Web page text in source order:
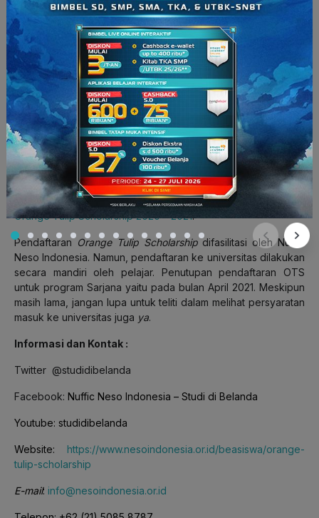
universitas]-[nama Anda] . Contoh: OTS 2021-2022
Application – University of Amsterdam – Maulana
Taufik
Peserta harus memastikan adanya
e-mailkonfirmasi (1 – 2
minggu) dari Nuffic Neso Indonesia yang membuktikan
bahwa berkas diterima dengan baik
Orange Tulip Scholarship Awardee 2020
(Sumber :
https://www.nesoindonesia.or.id)
Bagaimana, kamu sudah siap ‘kan untuk kuliah di Belanda
dengan
Orange Tulip Scholarship
? Perlu diingat bahwa tidak
semua universitas di Belanda menawarkan OTS. Kamu bisa
melihat daftar universitas yang menawarkan OTS diSkema
Orange Tulip Scholarship 2020 – 2021.
Pendaftaran Orange Tulip Scholarshipdifasilitasi oleh Nuffic
Neso Indonesia. Namun, pendaftaran ke universitas dilakukan
secara mandiri oleh pelajar. Penutupan pendaftaran OTS
untuk program Sarjana yaitu pada bulan April 2021. Meskipun
masih lama, jangan lupa untuk teliti dalam melihat persyaratan
masuk ke universitas juga ya.
Informasi dan Kontak :
Twitter @studidibelanda
Facebook: Nuffic Neso Indonesia – Studi di Belanda
Youtube: studidibelanda
Website: https://www.nesoindonesia.or.id/beasiswa/orange-
tulip-scholarship
E-mail: info@nesoindonesia.or.id